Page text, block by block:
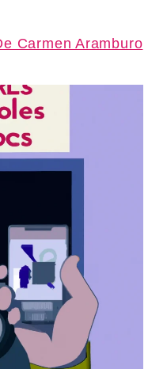
Carmen Aramburo